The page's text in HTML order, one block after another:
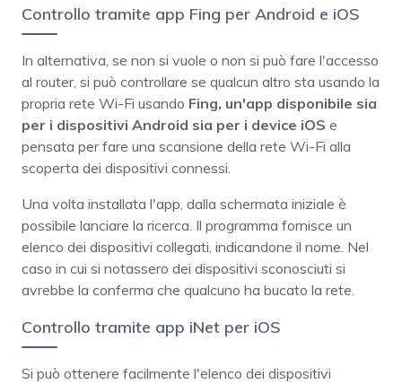
Controllo tramite app Fing per Android e iOS
In alternativa, se non si vuole o non si può fare l'accesso
al router, si può controllare se qualcun altro sta usando la
propria rete Wi-Fi usando Fing, un'app disponibile sia
per i dispositivi Android sia per i device iOS e
pensata per fare una scansione della rete Wi-Fi alla
scoperta dei dispositivi connessi.
Una volta installata l'app, dalla schermata iniziale è
possibile lanciare la ricerca. Il programma fornisce un
elenco dei dispositivi collegati, indicandone il nome. Nel
caso in cui si notassero dei dispositivi sconosciuti si
avrebbe la conferma che qualcuno ha bucato la rete.
Controllo tramite app iNet per iOS
Si può ottenere facilmente l'elenco dei dispositivi